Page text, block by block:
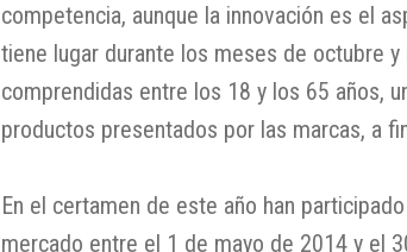
competencia, aunque la innovación es el
tiene lugar durante los meses de octubre
comprendidas entre los 18 y los 65 años,
productos presentados por las marcas, a
En el certamen de este año han
mercado entre el 1 de mayo de 2014 y el